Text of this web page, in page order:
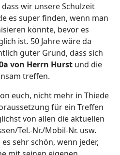
dass wir unsere Schulzeit
es super finden, wenn man
könnte, bevor es
ist. 50 Jahre wäre da
guter Grund, dass sich
von Herrn Hurst und die
treffen.
euch, nicht mehr in Thiede
für ein Treffen
von allen die aktuellen
Tel.-Nr./Mobil-Nr. usw.
sehr schön, wenn jeder,